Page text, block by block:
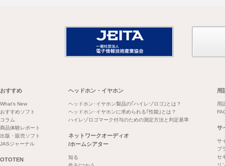
おすすめ
What's New
おすすめソフト
コラム
商品体験レポート
出版・販売ソフト
JASジャーナル
OTOTEN
ヘッドホン・イヤホン
ヘッドホン･イヤホン製品の｢ハイレゾロゴ｣とは？
ヘッドホン･イヤホンに求められる｢性能｣とは？
ハイレゾロゴマーク付与のための測定方法と判定基準
ネットワークオーディオ
/ホームシアター
知る
用
用
サ
サ
プ
セ
リ